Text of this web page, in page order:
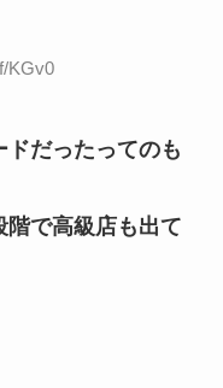
KGv0
だったってのも
で高級店も出て